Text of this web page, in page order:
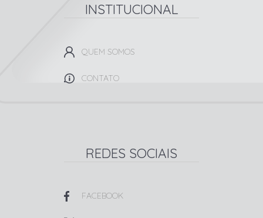
INSTITUCIONAL
QUEM SOMOS
CONTATO
REDES SOCIAIS
FACEBOOK